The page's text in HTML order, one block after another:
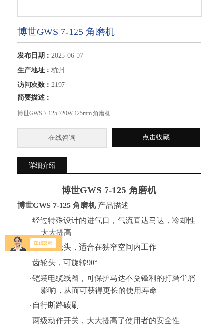
博世GWS 7-125 角磨机
发布日期： 2025-06-07
生产地址： 杭州
访问次数： 2197
简要描述：
博世GWS 7-125 720W 125mm 角磨机
在线咨询 点击收藏
详细介绍
博世GWS 7-125 角磨机
博世GWS 7-125 角磨机 产品描述
· 经过特殊设计的进气口，气流直达马达，冷却性
大大提高
·小型齿轮头，适合在狭窄空间内工作
· 齿轮头，可旋转90°
· 铠装电缆线圈，可保护马达不受锋利的打磨尘屑
影响，从而可获得更长的使用寿命
· 自行断路碳刷
· 两级动作开关，大大提高了使用者的安全性